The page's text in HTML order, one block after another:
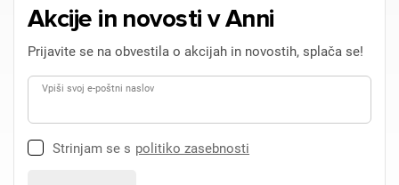
Akcije in novosti v Anni
Prijavite se na obvestila o akcijah in novostih, splača se!
Vpiši svoj e-poštni naslov
Strinjam se s politiko zasebnosti